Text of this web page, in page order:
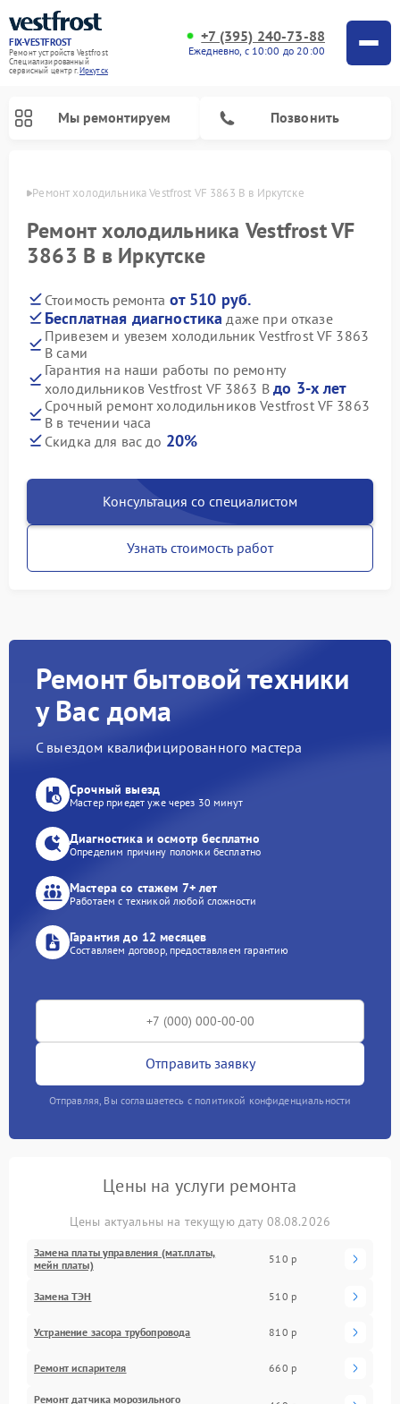
FIX-VESTFROST
Ремонт устройств Vestfrost
Специализированный
cервисный центр г.Иркутск
+7 (395) 240-73-88
Ежедневно, с 10:00 до 20:00
Мы ремонтируем Позвонить
Ремонт холодильника Vestfrost VF 3863 B в Иркутске
Ремонт холодильника Vestfrost VF
3863 B в Иркутске
Стоимость ремонта от 510 руб.
Бесплатная диагностика даже при отказе
Привезем и увезем холодильник Vestfrost VF 3863
B сами
Гарантия на наши работы по ремонту
холодильников Vestfrost VF 3863 Bдо 3-х лет
Срочный ремонт холодильников Vestfrost VF 3863
B в течении часа
Скидка для вас до 20%
Консультация со специалистом
Узнать стоимость работ
Ремонт бытовой техники
у Вас дома
С выездом квалифицированного мастера
Срочный выезд
Мастер приедет уже через 30 минут
Диагностика и осмотр бесплатно
Определим причину поломки бесплатно
Мастера со стажем 7+ лет
Работаем с техникой любой сложности
Гарантия до 12 месяцев
Составляем договор, предоставляем гарантию
Отправить заявку
Отправляя, Вы соглашаетесь с политикой конфиденциальности
Цены на услуги ремонта
Цены актуальны на текущую дату 08.08.2026
Замена платы управления (мат.платы,
мейн платы)
510 р
Замена ТЭН 510 р
Устранение засора трубопровода 810 р
Ремонт испарителя 660 р
Ремонт датчика морозильного